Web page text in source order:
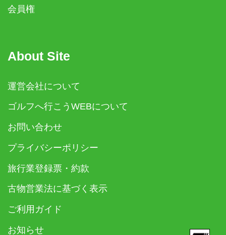
会員権
About Site
運営会社について
ゴルフへ行こうWEBについて
お問い合わせ
プライバシーポリシー
旅行業登録票・約款
古物営業法に基づく表示
ご利用ガイド
お知らせ